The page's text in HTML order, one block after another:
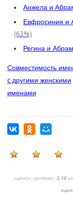
Анжела и
Евфросиния и
(63%)
Регина и Абрам
Совместимость
c другими женскими
именами
оценок, среднее: 3,10из